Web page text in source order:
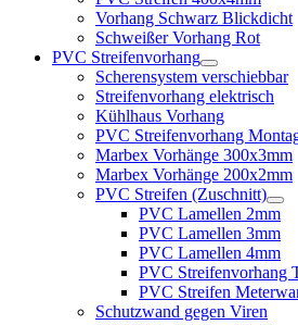
Vorhang Schwarz Blickdicht
Schweißer Vorhang Rot
PVC Streifenvorhang
Scherensystem verschiebbar
Streifenvorhang elektrisch
Kühlhaus Vorhang
PVC Streifenvorhang
Marbex Vorhänge 300x3mm
Marbex Vorhänge 200x2mm
PVC Streifen (Zuschnitt)
PVC Lamellen 2mm
PVC Lamellen 3mm
PVC Lamellen 4mm
PVC Streifenvorhang
PVC Streifen
Schutzwand gegen Viren